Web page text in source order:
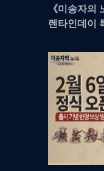
《미송자의
렌타인데이